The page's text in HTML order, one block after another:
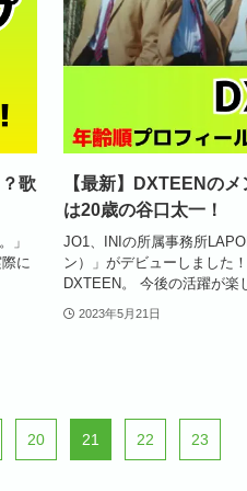
歌
」
に
【最新】DXTEENの
は20歳の谷口太一！
JO1、INIの所属事務所
ン）」がデビューしました
DXTEEN。 今後の活躍が楽
2023年5月21日
20 21 22 23